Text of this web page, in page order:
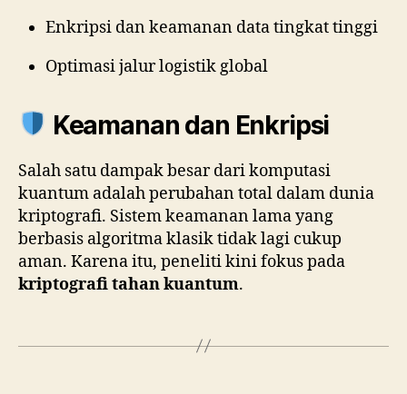
Enkripsi dan keamanan data tingkat tinggi
Optimasi jalur logistik global
Keamanan dan Enkripsi
Salah satu dampak besar dari komputasi
kuantum adalah perubahan total dalam dunia
kriptografi. Sistem keamanan lama yang
berbasis algoritma klasik tidak lagi cukup
aman. Karena itu, peneliti kini fokus pada
kriptografi tahan kuantum.